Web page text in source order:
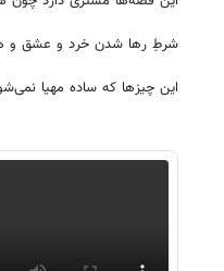
شرطِ رها شدن خرد و عشق
این چیزها که ساده مهیا